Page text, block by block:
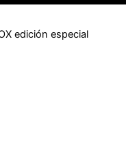
edición especial